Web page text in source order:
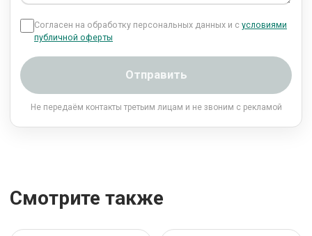
Согласен на обработку персональных данных и с условиями
публичной оферты
Отправить
Не передаём контакты третьим лицам и не звоним с рекламой
Смотрите также